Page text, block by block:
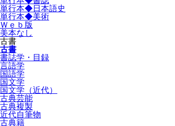
単行本◆日本語史
単行本◆美術
Ｗｅｂ版
美本なし
古書
古書
書誌学・目録
言語学
国語学
国文学
国文学（近代）
古典芸能
古典複製
近代自筆物
古典籍